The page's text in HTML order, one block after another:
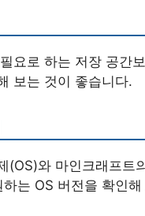
요로 하는 저장 공간
보는 것이 좋습니다.
(OS)와 마인크래프
는 OS 버전을 확인